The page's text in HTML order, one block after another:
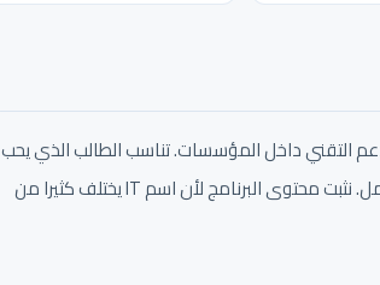
التقني داخل المؤسسات. تناسب الطالب الذي يحب
التقنية العملية ولا يريد مسار علوم الحاسوب النظري بالكامل. نثبت محتوى البرنامج لأن اسم IT يختلف كثيرا من